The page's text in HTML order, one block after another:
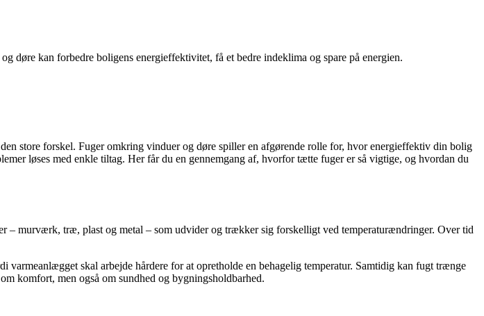
døre kan forbedre boligens energieffektivitet, få et bedre indeklima og spare på energien.
store forskel. Fuger omkring vinduer og døre spiller en afgørende rolle for, hvor energieffektiv din bolig
løses med enkle tiltag. Her får du en gennemgang af, hvorfor tætte fuger er så vigtige, og hvordan du
– murværk, træ, plast og metal – som udvider og trækker sig forskelligt ved temperaturændringer. Over tid
skal arbejde hårdere for at opretholde en behagelig temperatur. Samtidig kan fugt trænge
komfort, men også om sundhed og bygningsholdbarhed.